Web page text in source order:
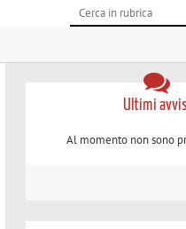
Ultimi
Al momento non sono